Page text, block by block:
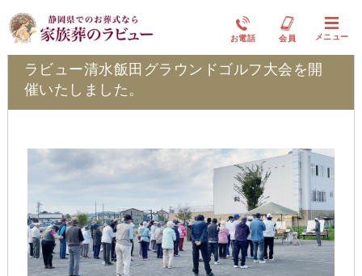
お電話 会員 メニュー
ラビュー清水飯田ふれ愛ブログ
ラビュー清水飯田グラウンドゴルフ大会を開
催いたしました。